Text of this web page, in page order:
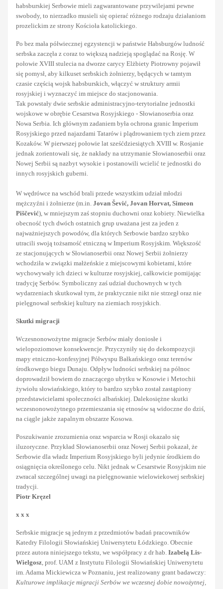
habsburskiej Serbowie mieli zagwarantowane przywilejami pewne
swobody, to nierzadko musieli się opierać różnego rodzaju działaniom
prozelickim ze strony Kościoła katolickiego.
Po bez mała półwiecznej egzystencji w państwie Habsburgów ludność
serbska zaczęła z coraz to większą nadzieją spoglądać na Rosję. W
połowie XVIII stulecia na dworze carycy Elżbiety Piotrowny pojawił
się pomysł, aby kilkuset serbskich żołnierzy, będących w tamtym
czasie częścią wojsk habsburskich, włączyć w struktury armii
rosyjskiej i wyznaczyć im miejsce do stacjonowania.
Tak powstały dwie serbskie administracyjno-terytorialne jednostki
wojskowe w obrębie Cesarstwa Rosyjskiego - Słowianoserbia oraz
Nowa Serbia. Ich głównym zadaniem była ochrona granic Imperium
Rosyjskiego przed najazdami Tatarów i plądrowaniem tych ziem przez
Kozaków. W pierwszej połowie lat sześćdziesiątych XVIII w. Rosjanie
jednak zorientowali się, że nakłady na utrzymanie Słowianoserbii oraz
Nowej Serbii są nazbyt wysokie i postanowili wcielić te jednostki do
innych rosyjskich guberni.
W wędrówce na wschód brali przede wszystkim udział młodzi
mężczyźni i żołnierze (m.in. Jovan Šević, Jovan Horvat, Simeon
Piščević), w mniejszym zaś stopniu duchowni oraz kobiety. Niewielka
obecność tych dwóch ostatnich grup uważana jest za jeden z
najważniejszych powodów, dla których Serbowie bardzo szybko
utracili swoją tożsamość etniczną w Imperium Rosyjskim. Większość
ze stacjonujących w Słowianoserbii oraz Nowej Serbii żołnierzy
wchodziła w związki małżeńskie z miejscowymi kobietami, które
wychowywały ich dzieci w kulturze rosyjskiej, całkowicie pomijając
tradycję Serbów. Symboliczny zaś udział duchownych w tych
wydarzeniach skutkował tym, że praktycznie nikt nie strzegł oraz nie
pielęgnował serbskiej kultury na ziemiach rosyjskich.
Skutki migracji
Wczesnonowożytne migracje Serbów miały doniosłe i
wielopoziomowe konsekwencje. Przyczyniły się do dekompozycji
mapy etniczno-konfesyjnej Półwyspu Bałkańskiego oraz terenów
środkowego biegu Dunaju. Odpływ ludności serbskiej na północ
doprowadził bowiem do znaczącego ubytku w Kosowie i Metochii
żywiołu słowiańskiego, który to bardzo szybko został zastąpiony
przedstawicielami społeczności albańskiej. Dalekosiężne skutki
wczesnonowożytnego przemieszania się etnosów są widoczne do dziś,
na ciągle jakże zapalnym obszarze Kosowa.
Poszukiwanie zrozumienia oraz wsparcia w Rosji okazało się
iluzoryczne. Przykład Słowianoserbii oraz Nowej Serbii pokazał, że
Serbowie dla władz Imperium Rosyjskiego byli jedynie środkiem do
osiągnięcia określonego celu. Nikt jednak w Cesarstwie Rosyjskim nie
zwracał szczególnej uwagi na pielęgnowanie wielowiekowej serbskiej
tradycji.
Piotr Kręzel
x x x
Serbskie migracje są jednym z przedmiotów badań pracowników
Katedry Filologii Słowiańskiej Uniwersytetu Łódzkiego. Obecnie
przez autora niniejszego tekstu, we współpracy z dr hab. Izabelą Lis-
Wielgosz , prof. UAM z Instytutu Filologii Słowiańskiej Uniwersytetu
im. Adama Mickiewicza w Poznaniu, jest realizowany grant badawczy:
Kulturowe implikacje migracji Serbów we wczesnej dobie nowożytnej,